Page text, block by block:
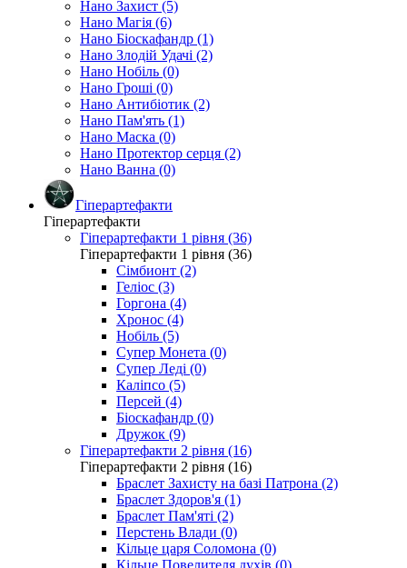
Нано Захист (5)
Нано Магія (6)
Нано Біоскафандр (1)
Нано Злодій Удачі (2)
Нано Нобіль (0)
Нано Гроші (0)
Нано Антибіотик (2)
Нано Пам'ять (1)
Нано Маска (0)
Нано Протектор серця (2)
Нано Ванна (0)
Гіперартефакти
Гіперартефакти
Гіперартефакти 1 рівня (36)
Гіперартефакти 1 рівня (36)
Сімбионт (2)
Геліос (3)
Горгона (4)
Хронос (4)
Нобіль (5)
Супер Монета (0)
Супер Леді (0)
Каліпсо (5)
Персей (4)
Біоскафандр (0)
Дружок (9)
Гіперартефакти 2 рівня (16)
Гіперартефакти 2 рівня (16)
Браслет Захисту на базі Патрона (2)
Браслет Здоров'я (1)
Браслет Пам'яті (2)
Перстень Влади (0)
Кільце царя Соломона (0)
Кільце Повелителя духів (0)